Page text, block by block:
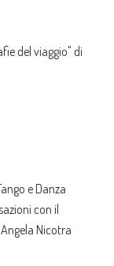
del viaggio" di
e Danza
con il
Nicotra